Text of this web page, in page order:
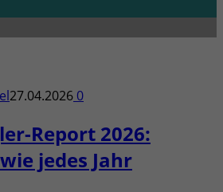
27.04.2026 0
Report 2026:
jedes Jahr